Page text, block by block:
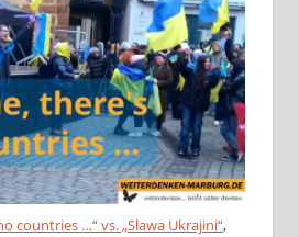
countries …“ vs. „Slawa Ukrajini“,